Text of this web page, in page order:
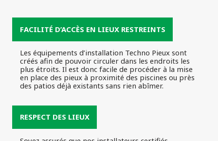
FACILITÉ D’ACCÈS EN LIEUX RESTREINTS
Les équipements d’installation Techno Pieux sont
créés afin de pouvoir circuler dans les endroits les
plus étroits. Il est donc facile de procéder à la mise
en place des pieux à proximité des piscines ou près
des patios déjà existants sans rien abîmer.
RESPECT DES LIEUX